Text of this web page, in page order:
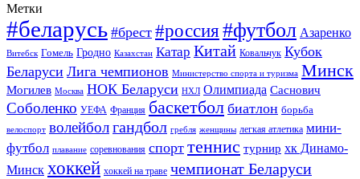
Метки
#беларусь #брест #россия#футбол Азаренко
Витебск Гомель Гродно Казахстан Катар Китай Ковальчук Кубок
Беларуси Лига чемпионов Министерство спорта и туризма Минск
Могилев Москва НОК Беларуси НХЛ Олимпиада Саснович
Соболенко УЕФА Франция баскетбол биатлон борьба
велоспорт волейболгандбол гребля женщины легкая атлетика мини-
футбол плавание соревнования спорт теннис турнир хк Динамо-
Минск хоккей хоккей на траве чемпионат Беларуси